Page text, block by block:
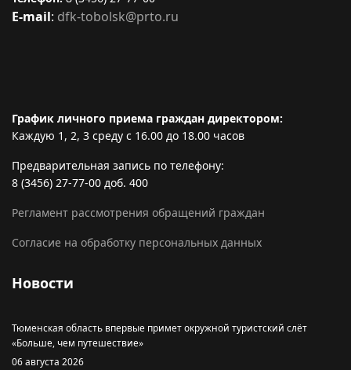
E-mail: dfk-tobolsk@prto.ru
График личного приема граждан директором:
Каждую 1, 2, 3 среду с 16.00 до 18.00 часов
Предварительная запись по телефону:
8 (3456) 27-77-00 доб. 400
Регламент рассмотрения обращений граждан
Согласие на обработку персональных данных
Новости
Тюменская область впервые примет окружной туристский слёт
«Больше, чем путешествие»
06 августа 2026